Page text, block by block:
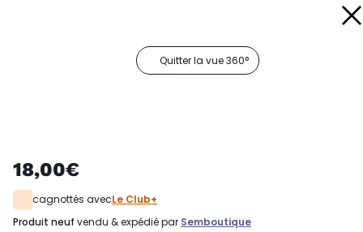
Quitter la vue 360°
18,00€
cagnottés avecLe Club+
produit neuf vendu & expédié par Semboutique